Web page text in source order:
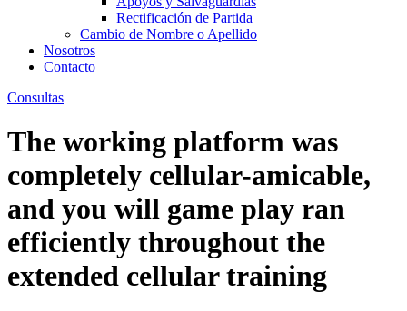
Rectificación de Partida
Cambio de Nombre o Apellido
Nosotros
Contacto
Consultas
The working platform was
completely cellular-amicable,
and you will game play ran
efficiently throughout the
extended cellular training